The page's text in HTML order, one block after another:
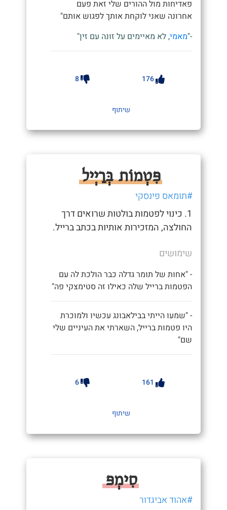
פאדיחות מול ההורים שלי זאת פעם
אחרונה שאני לוקחת אותך לפגוש אותם"
-"מאמי, לא מאיימים על זונה עם זין"
176
8
שיתוף
פִּטְמוֹת בְּרַיְיל
#תומאס פינסקי
1. כינוי לפטמות בולטות שרואים דרך
החולצה, המזכירות אותיות בכתב ברייל.
שימושים
- "אחות של תומר גדלה כבר הולכת לה עם
הפטמות ברייל שלה כאילו זה סטימצקי פה"
- "שמעו הייתי בבילאבונג עכשיו ולמוכרת
היו פטמות ברייל, השארתי את העיניים שלי
שם"
161
6
שיתוף
סִימְפּ
#אהוד אביגדור